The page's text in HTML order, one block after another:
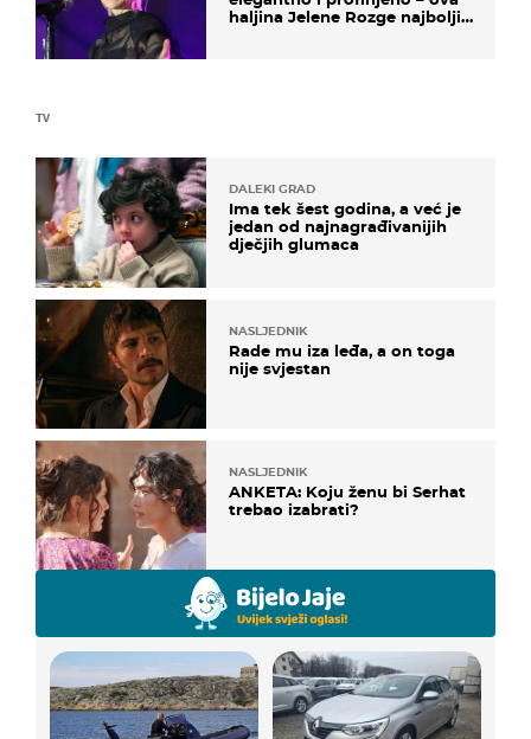
TV
DALEKI GRAD
Ima tek šest godina, a već je
jedan od najnagrađivanijih
dječjih glumaca
NASLJEDNIK
Rade mu iza leđa, a on toga
nije svjestan
NASLJEDNIK
ANKETA: Koju ženu bi Serhat
trebao izabrati?
haljina Jelene Rozge najbolji